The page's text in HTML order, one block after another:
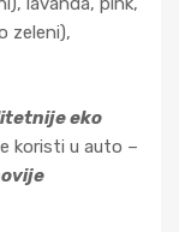
zeleni),
eko
koristi u auto –